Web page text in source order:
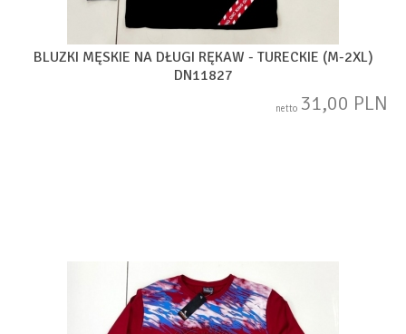
BLUZKI MĘSKIE NA DŁUGI RĘKAW - TURECKIE (M-2XL)
DN11827
netto 31,00 PLN